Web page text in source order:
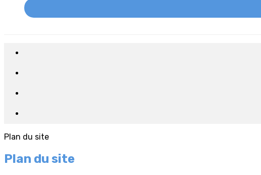
Plan du site
Plan du site